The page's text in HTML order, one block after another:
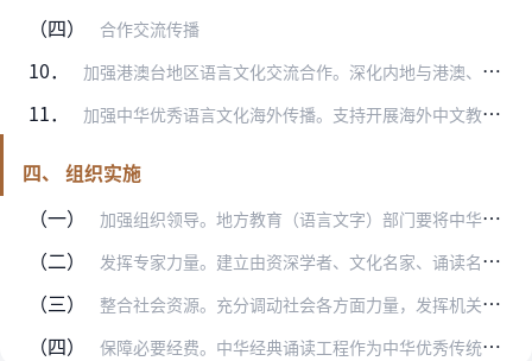
（四） 合作交流传播
10． 加强港澳台地区语言文化交流合作。深化内地与港澳、大陆与台湾地区语言文化交流合作，组织内地高校师生赴港澳台地区开展“中华经典诵读展演交流”，港澳台地区学生到内地（…
11． 加强中华优秀语言文化海外传播。支持开展海外中文教师中华经典诵写讲研修活动，选译中华思想文化术语，编写中国经典诗词名家选释与翻译丛书、中华经典诗词中外语言对照学习…
四、 组织实施
（一）
加强组织领导。地方教育（语言文字）部门要将中华经典诵读工程作为传承发展中华优秀传统文化、提升文化自信的重要工作和贯彻落实全国教育大会的重要举措，加强统筹规划，结…
（二） 发挥专家力量。建立由资深学者、文化名家、诵读名人、书法名家等各界人士构成的核心专家团队，在工程实施过程中积极参与项目策划落实、促进活动传播推广。
（三） 整合社会资源。充分调动社会各方面力量，发挥机关的引领作用、学校的基础作用、媒体的示范作用、社区的普及作用，广泛动员和吸引企业等社会组织积极参与，形成合力，多方联…
（四） 保障必要经费。中华经典诵读工程作为中华优秀传统文化传承发展工程的重点项目、国家级工程，要加大中央财政经费支持力度，各地政府和相关部门应保障本地经典诵读工程实施的…